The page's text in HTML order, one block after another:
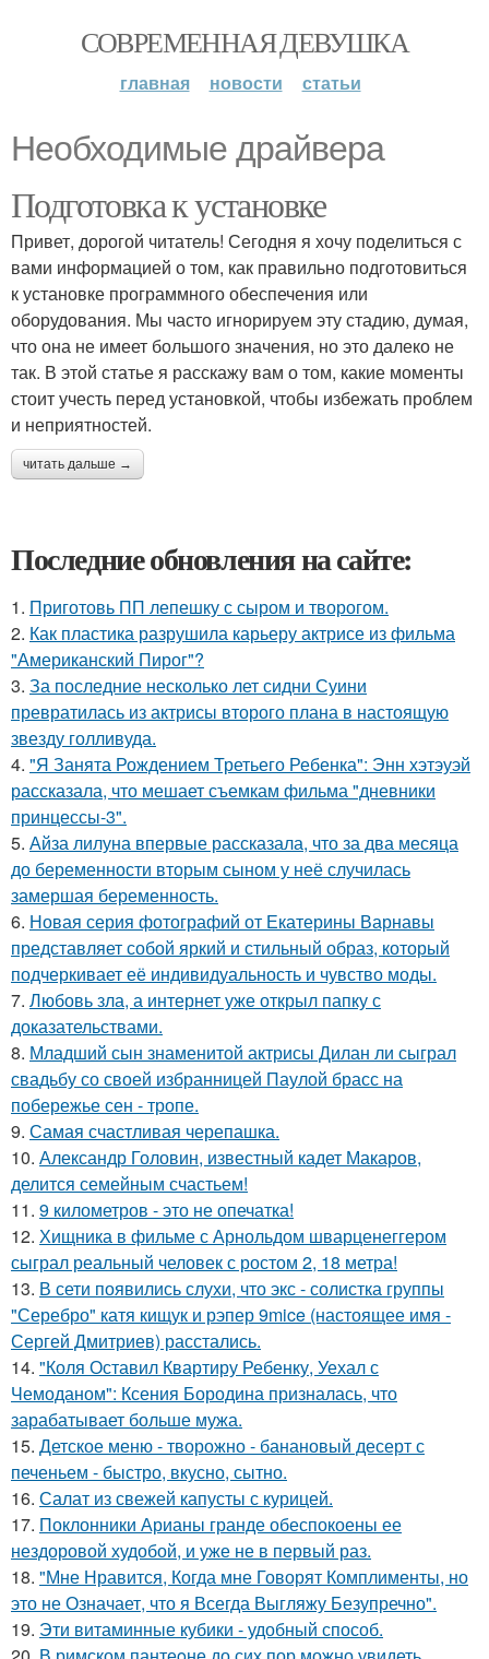
СОВРЕМЕННАЯ ДЕВУШКА
главная новости статьи
Необходимые драйвера
Подготовка к установке
Привет, дорогой читатель! Сегодня я хочу поделиться с
вами информацией о том, как правильно подготовиться
к установке программного обеспечения или
оборудования. Мы часто игнорируем эту стадию, думая,
что она не имеет большого значения, но это далеко не
так. В этой статье я расскажу вам о том, какие моменты
стоит учесть перед установкой, чтобы избежать проблем
и неприятностей.
читать дальше →
Последние обновления на сайте:
1. Приготовь ПП лепешку с сыром и творогом.
2. Как пластика разрушила карьеру актрисе из фильма
"Американский Пирог"?
3. За последние несколько лет сидни Суини
превратилась из актрисы второго плана в настоящую
звезду голливуда.
4. "Я Занята Рождением Третьего Ребенка": Энн хэтэуэй
рассказала, что мешает съемкам фильма "дневники
принцессы-3".
5. Айза лилуна впервые рассказала, что за два месяца
до беременности вторым сыном у неё случилась
замершая беременность.
6. Новая серия фотографий от Екатерины Варнавы
представляет собой яркий и стильный образ, который
подчеркивает её индивидуальность и чувство моды.
7. Любовь зла, а интернет уже открыл папку с
доказательствами.
8. Младший сын знаменитой актрисы Дилан ли сыграл
свадьбу со своей избранницей Паулой брасс на
побережье сен - тропе.
9. Самая счастливая черепашка.
10. Александр Головин, известный кадет Макаров,
делится семейным счастьем!
11. 9 километров - это не опечатка!
12. Хищника в фильме с Арнольдом шварценеггером
сыграл реальный человек с ростом 2, 18 метра!
13. В сети появились слухи, что экс - солистка группы
"Серебро" катя кищук и рэпер 9mice (настоящее имя -
Сергей Дмитриев) расстались.
14. "Коля Оставил Квартиру Ребенку, Уехал с
Чемоданом": Ксения Бородина призналась, что
зарабатывает больше мужа.
15. Детское меню - творожно - банановый десерт с
печеньем - быстро, вкусно, сытно.
16. Салат из свежей капусты с курицей.
17. Поклонники Арианы гранде обеспокоены ее
нездоровой худобой, и уже не в первый раз.
18. "Мне Нравится, Когда мне Говорят Комплименты, но
это не Означает, что я Всегда Выгляжу Безупречно".
19. Эти витаминные кубики - удобный способ.